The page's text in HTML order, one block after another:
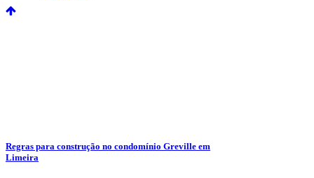
Regras para construção no condomínio Greville em
Limeira